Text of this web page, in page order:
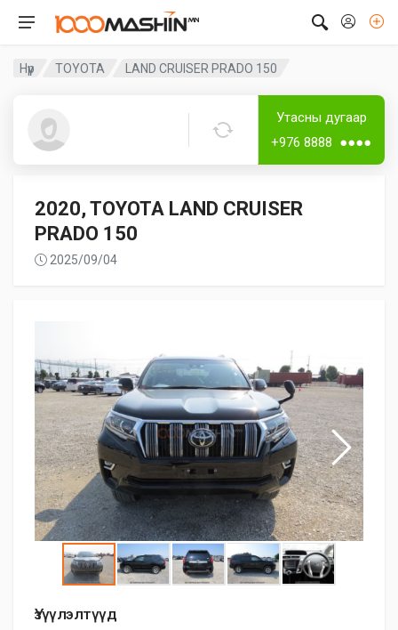
Нүүр TOYOTA LAND CRUISER PRADO 150
Утасны дугаар
+976 8888 ●●●●
2020, TOYOTA LAND CRUISER
PRADO 150
2025/09/04
Үзүүлэлтүүд